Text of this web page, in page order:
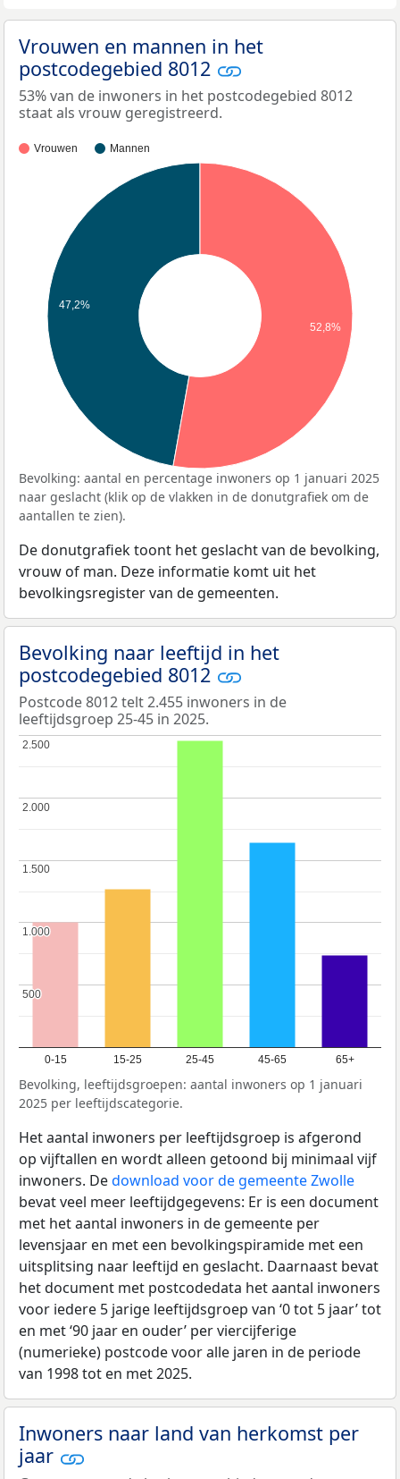
Vrouwen en mannen in het
postcodegebied 8012
53% van de inwoners in het postcodegebied 8012
staat als vrouw geregistreerd.
Vrouwen Mannen
47,2%
52,8%
Bevolking: aantal en percentage inwoners op 1 januari 2025
naar geslacht (klik op de vlakken in de donutgrafiek om de
aantallen te zien).
De donutgrafiek toont het geslacht van de bevolking,
vrouw of man. Deze informatie komt uit het
bevolkingsregister van de gemeenten.
Bevolking naar leeftijd in het
postcodegebied 8012
Postcode 8012 telt 2.455 inwoners in de
leeftijdsgroep 25-45 in 2025.
0-15 15-25 25-45 45-65 65+
500
500
1.000
1.000
1.500
1.500
2.000
2.000
2.500
2.500
Bevolking, leeftijdsgroepen: aantal inwoners op 1 januari
2025 per leeftijdscategorie.
Het aantal inwoners per leeftijdsgroep is afgerond
op vijftallen en wordt alleen getoond bij minimaal vijf
inwoners. Dedownload voor de gemeente Zwolle
bevat veel meer leeftijdgegevens: Er is een document
met het aantal inwoners in de gemeente per
levensjaar en met een bevolkingspiramide met een
uitsplitsing naar leeftijd en geslacht. Daarnaast bevat
het document met postcodedata het aantal inwoners
voor iedere 5 jarige leeftijdsgroep van ‘0 tot 5 jaar’ tot
en met ‘90 jaar en ouder’ per viercijferige
(numerieke) postcode voor alle jaren in de periode
van 1998 tot en met 2025.
Inwoners naar land van herkomst per
jaar